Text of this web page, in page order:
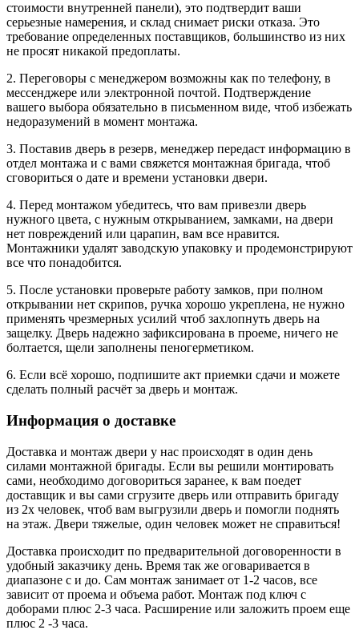
стоимости внутренней панели), это подтвердит ваши
серьезные намерения, и склад снимает риски отказа. Это
требование определенных поставщиков, большинство из них
не просят никакой предоплаты.
2. Переговоры с менеджером возможны как по телефону, в
мессенджере или электронной почтой. Подтверждение
вашего выбора обязательно в письменном виде, чтоб избежать
недоразумений в момент монтажа.
3. Поставив дверь в резерв, менеджер передаст информацию в
отдел монтажа и с вами свяжется монтажная бригада, чтоб
сговориться о дате и времени установки двери.
4. Перед монтажом убедитесь, что вам привезли дверь
нужного цвета, с нужным открыванием, замками, на двери
нет повреждений или царапин, вам все нравится.
Монтажники удалят заводскую упаковку и продемонстрируют
все что понадобится.
5. После установки проверьте работу замков, при полном
открывании нет скрипов, ручка хорошо укреплена, не нужно
применять чрезмерных усилий чтоб захлопнуть дверь на
защелку. Дверь надежно зафиксирована в проеме, ничего не
болтается, щели заполнены пеногерметиком.
6. Если всё хорошо, подпишите акт приемки сдачи и можете
сделать полный расчёт за дверь и монтаж.
Информация о доставке
Доставка и монтаж двери у нас происходят в один день
силами монтажной бригады. Если вы решили монтировать
сами, необходимо договориться заранее, к вам поедет
доставщик и вы сами сгрузите дверь или отправить бригаду
из 2х человек, чтоб вам выгрузили дверь и помогли поднять
на этаж. Двери тяжелые, один человек может не справиться!
Доставка происходит по предварительной договоренности в
удобный заказчику день. Время так же оговаривается в
диапазоне с и до. Сам монтаж занимает от 1-2 часов, все
зависит от проема и объема работ. Монтаж под ключ с
доборами плюс 2-3 часа. Расширение или заложить проем еще
плюс 2 -3 часа.